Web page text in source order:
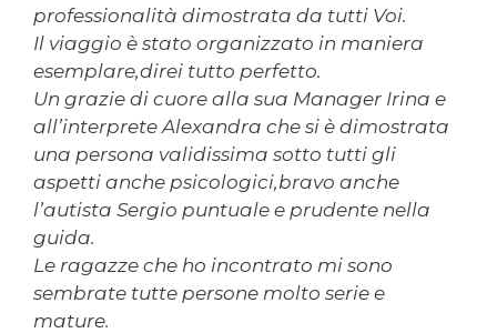
professionalità dimostrata da tutti Voi.
Il viaggio è stato organizzato in maniera
esemplare,direi tutto perfetto.
Un grazie di cuore alla sua Manager Irina e
all’interprete Alexandra che si è dimostrata
una persona validissima sotto tutti gli
aspetti anche psicologici,bravo anche
l’autista Sergio puntuale e prudente nella
guida.
Le ragazze che ho incontrato mi sono
sembrate tutte persone molto serie e
mature.